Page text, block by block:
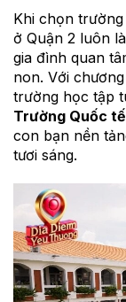
Khi chọn
ở Quận 2 luôn
gia đình quan
non. Với
trường học tập
Trường Quốc
con bạn nền
tươi sáng.